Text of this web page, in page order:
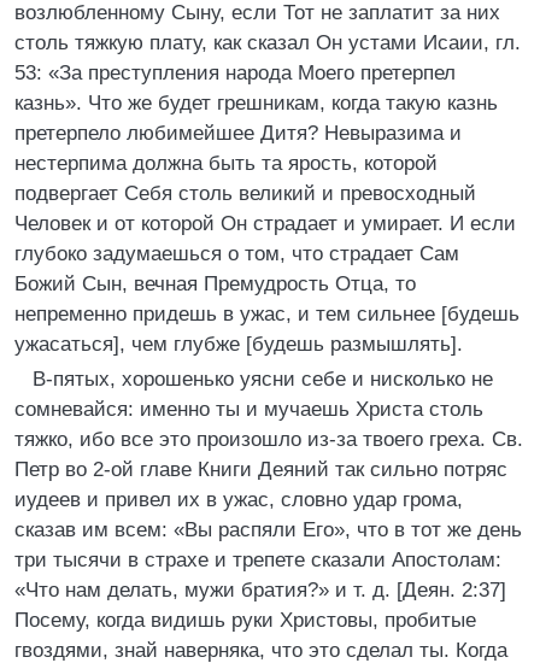
возлюбленному Сыну, если Тот не заплатит за них
столь тяжкую плату, как сказал Он устами Исаии, гл.
53: «За преступления народа Моего претерпел
казнь». Что же будет грешникам, когда такую казнь
претерпело любимейшее Дитя? Невыразима и
нестерпима должна быть та ярость, которой
подвергает Себя столь великий и превосходный
Человек и от которой Он страдает и умирает. И если
глубоко задумаешься о том, что страдает Сам
Божий Сын, вечная Премудрость Отца, то
непременно придешь в ужас, и тем сильнее [будешь
ужасаться], чем глубже [будешь размышлять].
В-пятых, хорошенько уясни себе и нисколько не
сомневайся: именно ты и мучаешь Христа столь
тяжко, ибо все это произошло из-за твоего греха. Св.
Петр во 2-ой главе Книги Деяний так сильно потряс
иудеев и привел их в ужас, словно удар грома,
сказав им всем: «Вы распяли Его», что в тот же день
три тысячи в страхе и трепете сказали Апостолам:
«Что нам делать, мужи братия?» и т. д. [Деян. 2:37]
Посему, когда видишь руки Христовы, пробитые
гвоздями, знай наверняка, что это сделал ты. Когда